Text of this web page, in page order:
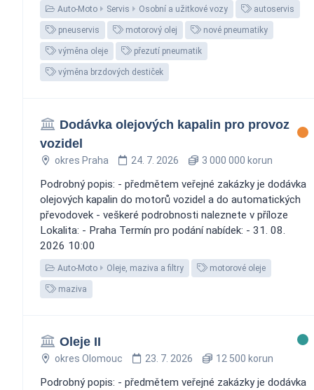
Auto-Moto Servis Osobní a užitkové vozy autoservis
pneuservis motorový olej nové pneumatiky
výměna oleje přezutí pneumatik
výměna brzdových destiček
Dodávka olejových kapalin pro provoz
vozidel
okres Praha 24. 7. 2026 3 000 000 korun
Podrobný popis: - předmětem veřejné zakázky je dodávka
olejových kapalin do motorů vozidel a do automatických
převodovek - veškeré podrobnosti naleznete v příloze
Lokalita: - Praha Termín pro podání nabídek: - 31. 08.
2026 10:00
Auto-Moto Oleje, maziva a filtry motorové oleje
maziva
Oleje II
okres Olomouc 23. 7. 2026 12 500 korun
Podrobný popis: - předmětem veřejné zakázky je dodávka